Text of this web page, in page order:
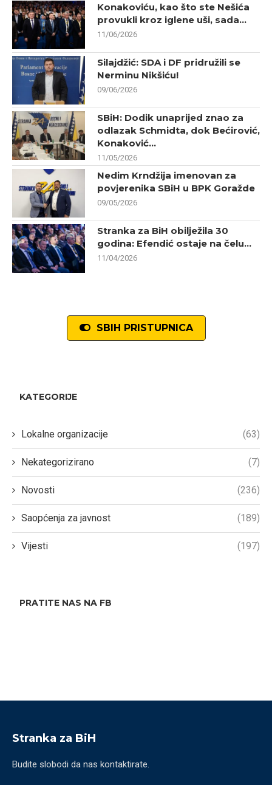
Konakoviću, kao što ste Nešića
provukli kroz iglene uši, sada...
11/06/2026
Silajdžić: SDA i DF pridružili se
Nerminu Nikšiću!
09/06/2026
SBiH: Dodik unaprijed znao za
odlazak Schmidta, dok Bećirović,
Konaković...
11/05/2026
Nedim Krndžija imenovan za
povjerenika SBiH u BPK Goražde
09/05/2026
Stranka za BiH obilježila 30
godina: Efendić ostaje na čelu...
11/04/2026
SBIH PRISTUPNICA
KATEGORIJE
Lokalne organizacije (63)
Nekategorizirano (7)
Novosti (236)
Saopćenja za javnost (189)
Vijesti (197)
PRATITE NAS NA FB
Stranka za BiH
Budite slobodi da nas kontaktirate.